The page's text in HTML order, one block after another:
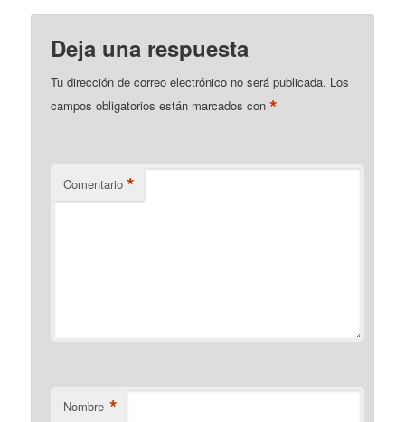
Deja una respuesta
Tu dirección de correo electrónico no será publicada. Los
campos obligatorios están marcados con*
Comentario *
Nombre *